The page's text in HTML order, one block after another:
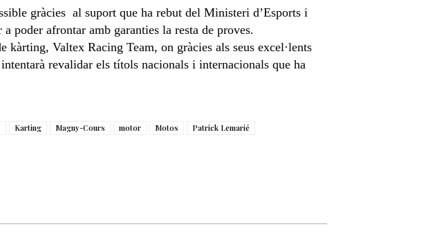
gràcies al suport que ha rebut del Ministeri d’Esports i
poder afrontar amb garanties la resta de proves.
Valtex Racing Team, on gràcies als seus excel·lents
revalidar els títols nacionals i internacionals que ha
Karting Magny-Cours motor Motos Patrick Lemarié